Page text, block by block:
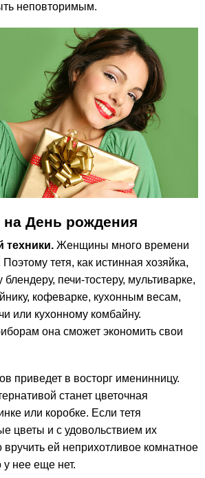
неповторимым.
на День рождения
техники. Женщины много времени
тетя, как истинная хозяйка,
печи-тостеру, мультиварке,
кофеварке, кухонным весам,
или кухонному комбайну.
она сможет экономить свои
приведет в восторг именинницу.
станет цветочная
или коробке. Если тетя
цветы и с удовольствием их
вручить ей неприхотливое комнатное
у нее еще нет.